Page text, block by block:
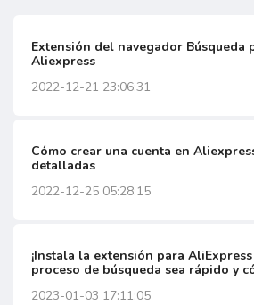
Extensión del navegador Búsqueda
Aliexpress
2022-12-21 23:06:31
Cómo crear una cuenta en
detalladas
2022-12-25 05:28:15
¡Instala la extensión para
proceso de búsqueda sea rápido y
2023-01-03 17:11:05